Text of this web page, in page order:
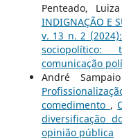
Penteado,
INDIGNAÇÃO E
v. 13 n. 2
sociopolítico:
comunicação
André
comedimento ,
diversificação
opinião pública